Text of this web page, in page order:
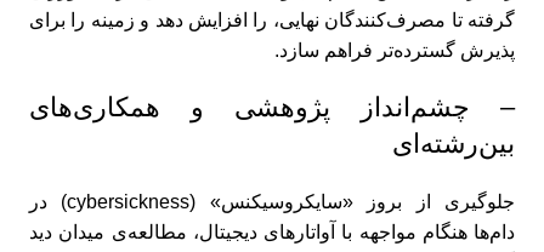
گرفته تا مصرف‌کنندگان نهایی، را افزایش دهد و زمینه را برای
پذیرش گسترده‌تر فراهم سازد.
– چشم‌انداز پژوهشی و همکاری‌های
بین‌رشته‌ای
جلوگیری از بروز «سایکروسیکنس» (cybersickness) در
دام‌ها هنگام مواجهه با آواتارهای دیجیتال، مطالعه‌ی میدان دید